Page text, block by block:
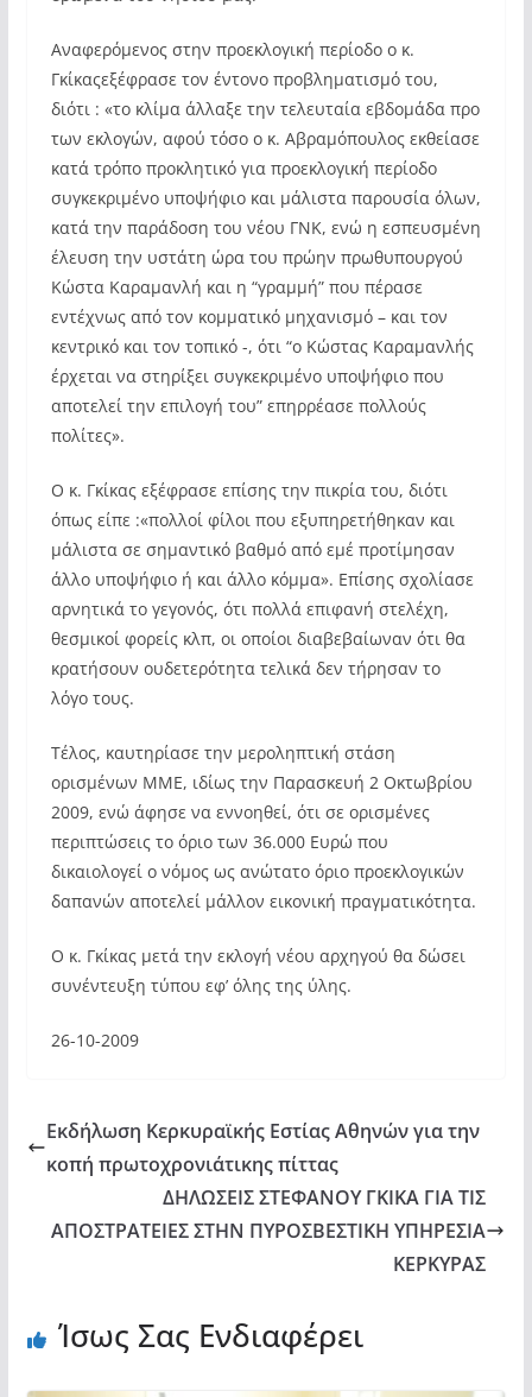
Αναφερόμενος στην προεκλογική περίοδο ο κ.
Γκίκαςεξέφρασε τον έντονο προβληματισμό του,
διότι : «το κλίμα άλλαξε την τελευταία εβδομάδα προ
των εκλογών, αφού τόσο ο κ. Αβραμόπουλος εκθείασε
κατά τρόπο προκλητικό για προεκλογική περίοδο
συγκεκριμένο υποψήφιο και μάλιστα παρουσία όλων,
κατά την παράδοση του νέου ΓΝΚ, ενώ η εσπευσμένη
έλευση την υστάτη ώρα του πρώην πρωθυπουργού
Κώστα Καραμανλή και η “γραμμή” που πέρασε
εντέχνως από τον κομματικό μηχανισμό – και τον
κεντρικό και τον τοπικό -, ότι “ο Κώστας Καραμανλής
έρχεται να στηρίξει συγκεκριμένο υποψήφιο που
αποτελεί την επιλογή του” επηρρέασε πολλούς
πολίτες».
Ο κ. Γκίκας εξέφρασε επίσης την πικρία του, διότι
όπως είπε :«πολλοί φίλοι που εξυπηρετήθηκαν και
μάλιστα σε σημαντικό βαθμό από εμέ προτίμησαν
άλλο υποψήφιο ή και άλλο κόμμα». Επίσης σχολίασε
αρνητικά το γεγονός, ότι πολλά επιφανή στελέχη,
θεσμικοί φορείς κλπ, οι οποίοι διαβεβαίωναν ότι θα
κρατήσουν ουδετερότητα τελικά δεν τήρησαν το
λόγο τους.
Τέλος, καυτηρίασε την μεροληπτική στάση
ορισμένων ΜΜΕ, ιδίως την Παρασκευή 2 Οκτωβρίου
2009, ενώ άφησε να εννοηθεί, ότι σε ορισμένες
περιπτώσεις το όριο των 36.000 Ευρώ που
δικαιολογεί ο νόμος ως ανώτατο όριο προεκλογικών
δαπανών αποτελεί μάλλον εικονική πραγματικότητα.
Ο κ. Γκίκας μετά την εκλογή νέου αρχηγού θα δώσει
συνέντευξη τύπου εφ’ όλης της ύλης.
26-10-2009
Εκδήλωση Κερκυραϊκής Εστίας Αθηνών για την
κοπή πρωτοχρονιάτικης πίττας
ΔΗΛΩΣΕΙΣ ΣΤΕΦΑΝΟΥ ΓΚΙΚΑ ΓΙΑ ΤΙΣ
ΑΠΟΣΤΡΑΤΕΙΕΣ ΣΤΗΝ ΠΥΡΟΣΒΕΣΤΙΚΗ ΥΠΗΡΕΣΙΑ
ΚΕΡΚΥΡΑΣ
Ίσως Σας Ενδιαφέρει